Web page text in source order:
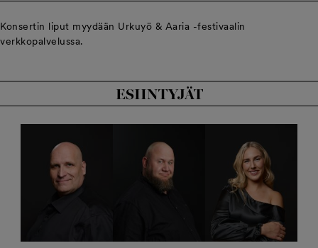
Konsertin liput myydään Urkuyö & Aaria -festivaalin
verkkopalvelussa.
ESIINTYJÄT